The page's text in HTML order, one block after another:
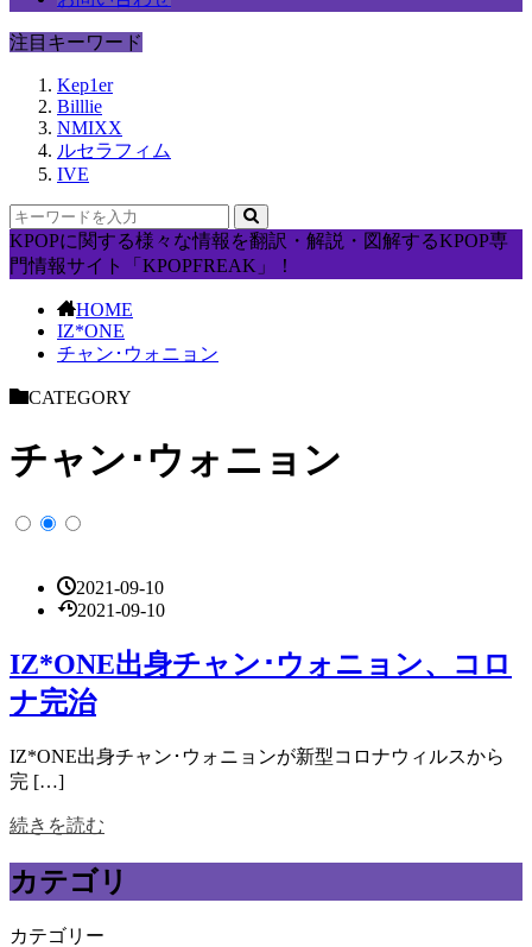
注目キーワード
Kep1er
Billlie
NMIXX
ルセラフィム
IVE
KPOPに関する様々な情報を翻訳・解説・図解するKPOP専
門情報サイト「KPOPFREAK」！
HOME
IZ*ONE
チャン･ウォニョン
CATEGORY
チャン･ウォニョン
2021-09-10
2021-09-10
IZ*ONE出身チャン･ウォニョン、コロ
ナ完治
IZ*ONE出身チャン･ウォニョンが新型コロナウィルスから
完 […]
続きを読む
カテゴリ
カテゴリー